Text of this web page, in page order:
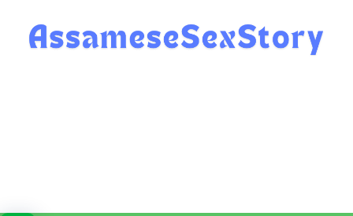
content